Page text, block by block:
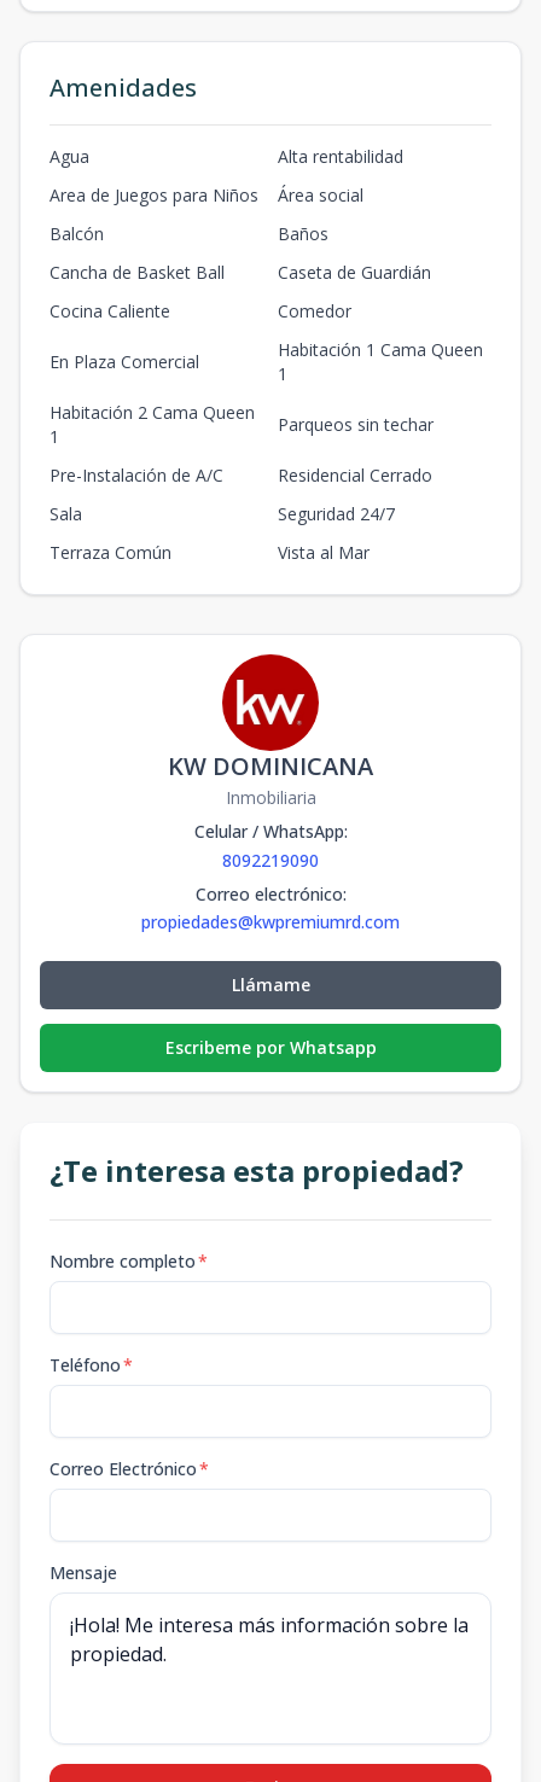
Amenidades
Agua
Alta rentabilidad
Area de Juegos para Niños
Área social
Balcón
Baños
Cancha de Basket Ball
Caseta de Guardián
Cocina Caliente
Comedor
En Plaza Comercial
Habitación 1 Cama Queen
1
Habitación 2 Cama Queen
1
Parqueos sin techar
Pre-Instalación de A/C
Residencial Cerrado
Sala
Seguridad 24/7
Terraza Común
Vista al Mar
KW DOMINICANA
Inmobiliaria
Celular / WhatsApp:
8092219090
Correo electrónico:
propiedades@kwpremiumrd.com
Llámame
Escribeme por Whatsapp
¿Te interesa esta propiedad?
Nombre completo*
Teléfono*
Correo Electrónico*
Mensaje